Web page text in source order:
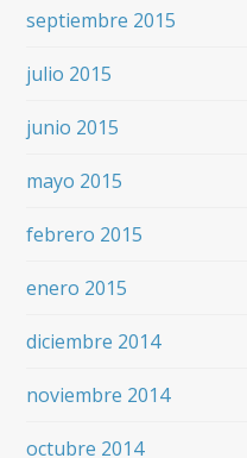
septiembre 2015
julio 2015
junio 2015
mayo 2015
febrero 2015
enero 2015
diciembre 2014
noviembre 2014
octubre 2014